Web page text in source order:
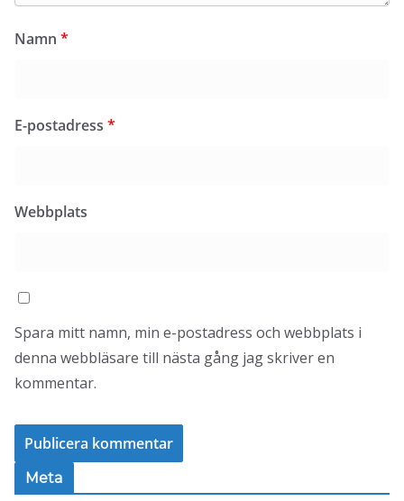
Namn *
E-postadress *
Webbplats
Spara mitt namn, min e-postadress och webbplats i
denna webbläsare till nästa gång jag skriver en
kommentar.
Meta